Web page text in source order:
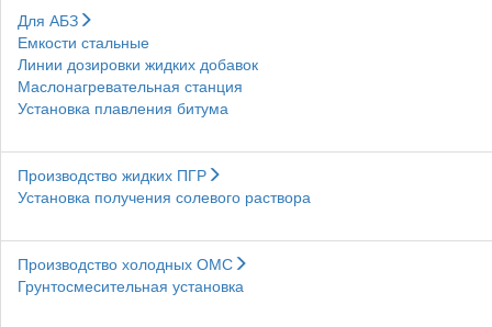
Для АБЗ
Емкости стальные
Линии дозировки жидких добавок
Маслонагревательная станция
Установка плавления битума
Производство жидких ПГР
Установка получения солевого раствора
Производство холодных ОМС
Грунтосмесительная установка